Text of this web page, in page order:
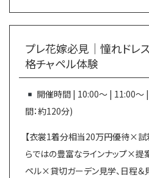
プレ花嫁必見│憧れドレ
格チャペル体験
開催時間 | 10:00～ | 11:00～
間：約120分)
【衣裳1着分相当20万円優待×試
らではの豊富なラインナップ×提
ペル×貸切ガーデン見学、日程＆